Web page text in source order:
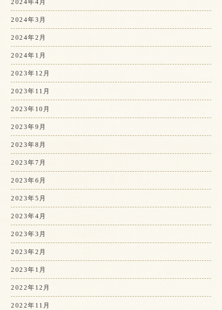
2024年4月
2024年3月
2024年2月
2024年1月
2023年12月
2023年11月
2023年10月
2023年9月
2023年8月
2023年7月
2023年6月
2023年5月
2023年4月
2023年3月
2023年2月
2023年1月
2022年12月
2022年11月